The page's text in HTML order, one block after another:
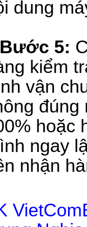
dung
5:
kiểm
vận
hoặc
ngay
nhận